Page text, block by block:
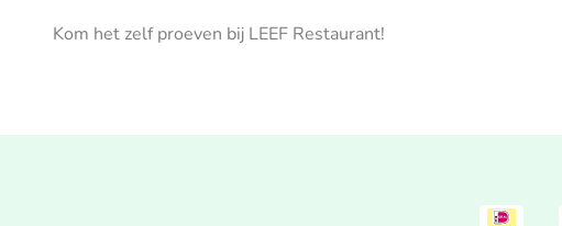
Kom het zelf proeven bij LEEF Restaurant!